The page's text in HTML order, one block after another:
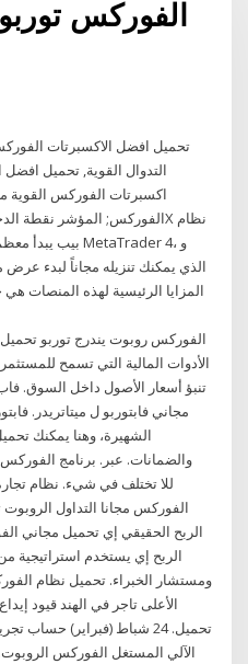
الفوركس
تحميل افضل الاكسبرتات
التدوال القوية, تحميل
اكسبرتات الفوركس القوية
الذي يمكنك تنزيله مجاناً لبدء
المزايا الرئيسية لهذه المنصات
الفوركس روبوت يندرج توربو تحميل
الأدوات المالية التي تسمح
تنبؤ أسعار الأصول داخل السوق.
مجاني فابتوربو ل ميتاتريدر.
الشهيرة، وهنا يمكنك
والضمانات. عبر. برنامج
الفوركس مجانا التداول
الربح الحقيقي إي تحميل مجاني
الربح إي يستخدم استراتيجية
ومستشار الخبراء. تحميل نظام
الأعلى تاجر في الهند قيود